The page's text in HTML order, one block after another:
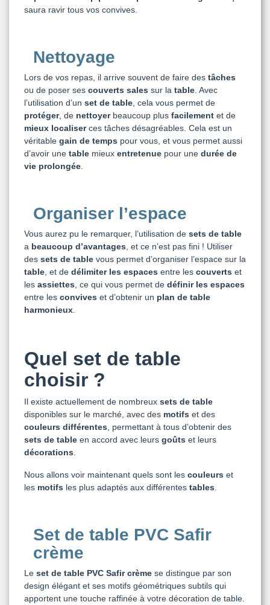
saura ravir tous vos convives.
Nettoyage
Lors de vos repas, il arrive souvent de faire des tâches
ou de poser ses couverts sales sur la table . Avec
l’utilisation d’un set de table , cela vous permet de
protéger, de nettoyerbeaucoup plus facilement et de
mieux localiserces tâches désagréables. Cela est un
véritable gain de temps pour vous, et vous permet aussi
d’avoir une table mieux entretenue pour une durée de
vie prolongée
Organiser l’espace
Vous aurez pu le remarquer, l’utilisation de sets de table
a beaucoup d’avantages , et ce n’est pas fini ! Utiliser
des sets de table vous permet d’organiser l’espace sur la
table , et de délimiter les espaces entre les couverts et
les assiettes , ce qui vous permet de définir les espaces
entre les convives et d’obtenir un plan de table
harmonieux
Quel set de table
choisir ?
Il existe actuellement de nombreux sets de table
disponibles sur le marché, avec des motifs et des
couleurs différentes , permettant à tous d’obtenir des
sets de table en accord avec leurs goûts et leurs
décorations
Nous allons voir maintenant quels sont les couleurs et
les motifs les plus adaptés aux différentes tables
Set de table PVC Safir
crème
Le set de table PVC Safir crème se distingue par son
design élégant et ses motifs géométriques subtils qui
apportent une touche raffinée à votre décoration de table.